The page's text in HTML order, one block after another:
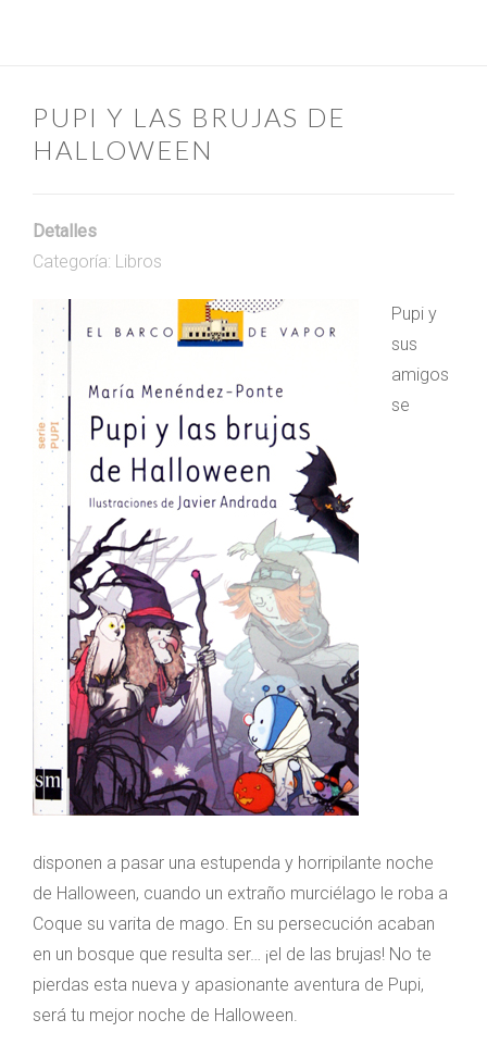
PUPI Y LAS BRUJAS DE
HALLOWEEN
Detalles
Categoría: Libros
Pupi y
sus
amigos
se
disponen a pasar una estupenda y horripilante noche
de Halloween, cuando un extraño murciélago le roba a
Coque su varita de mago. En su persecución acaban
en un bosque que resulta ser… ¡el de las brujas! No te
pierdas esta nueva y apasionante aventura de Pupi,
será tu mejor noche de Halloween.